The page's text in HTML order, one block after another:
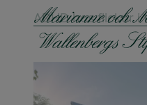
ADHD hos flickor i